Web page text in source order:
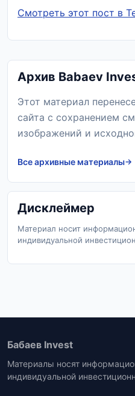
Смотреть этот пост в
Архив Babaev
Этот материал
сайта с сохранением
изображений и
Все архивные материалы
Дисклеймер
Материал носит
индивидуальной
Бабаев Invest
Материалы носят
индивидуальной